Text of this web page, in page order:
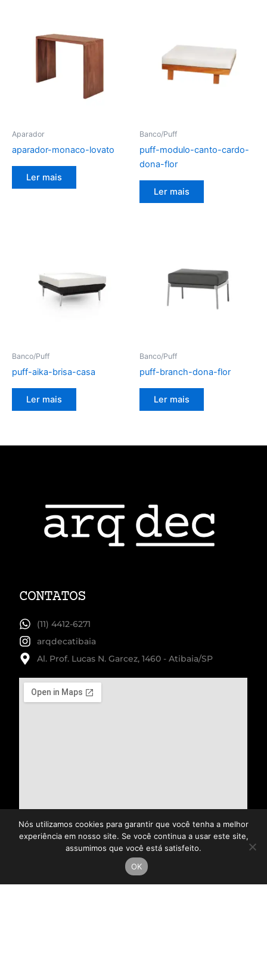
Aparador
aparador-monaco-lovato
Ler mais
Banco/Puff
puff-modulo-canto-cardo-
dona-flor
Ler mais
Banco/Puff
puff-aika-brisa-casa
Ler mais
Banco/Puff
puff-branch-dona-flor
Ler mais
CONTATOS
(11) 4412-6271
arqdecatibaia
Al. Prof. Lucas N. Garcez, 1460 - Atibaia/SP
Nós utilizamos cookies para garantir que você tenha a melhor
experiência em nosso site. Se você continua a usar este site,
assumimos que você está satisfeito.
OK